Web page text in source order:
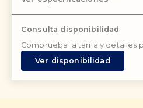
Consulta disponibilidad
Comprueba la tarifa y detalles
Ver disponibilidad